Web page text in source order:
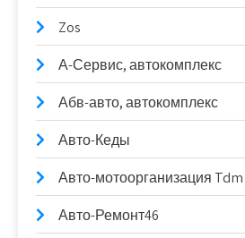
Zos
А-Сервис, автокомплекс
Абв-авто, автокомплекс
Авто-Кеды
Авто-мотоорганизация
Авто-Ремонт46